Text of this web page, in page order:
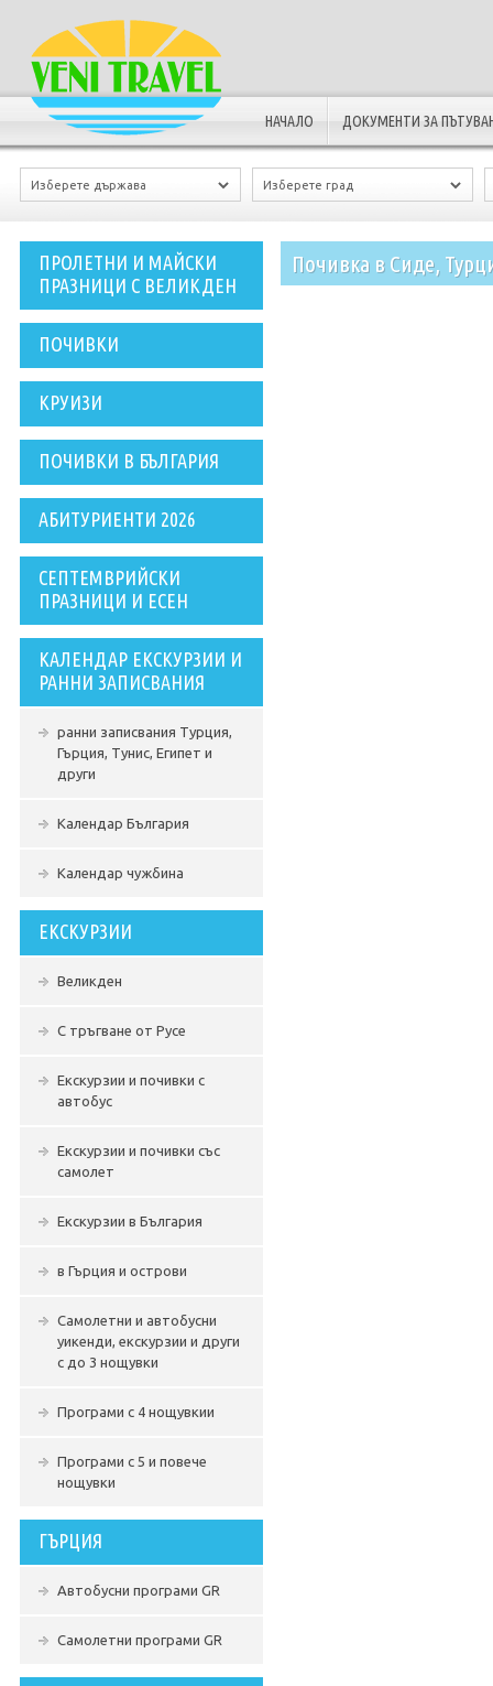
НАЧАЛО ДОКУМЕНТИ ЗА
ПРОЛЕТНИ И МАЙСКИ
ПРАЗНИЦИ С ВЕЛИКДЕН
ПОЧИВКИ
КРУИЗИ
ПОЧИВКИ В БЪЛГАРИЯ
АБИТУРИЕНТИ 2026
СЕПТЕМВРИЙСКИ
ПРАЗНИЦИ И ЕСЕН
КАЛЕНДАР ЕКСКУРЗИИ И
РАННИ ЗАПИСВАНИЯ
ранни записвания Турция,
Гърция, Тунис, Египет и
други
Календар България
Календар чужбина
ЕКСКУРЗИИ
Великден
С тръгване от Русе
Екскурзии и почивки с
автобус
Екскурзии и почивки със
самолет
Екскурзии в България
в Гърция и острови
Самолетни и автобусни
уикенди, екскурзии и други
с до 3 нощувки
Програми с 4 нощувкии
Програми с 5 и повече
нощувки
ГЪРЦИЯ
Автобусни програми GR
Самолетни програми GR
Почивка в Сиде,